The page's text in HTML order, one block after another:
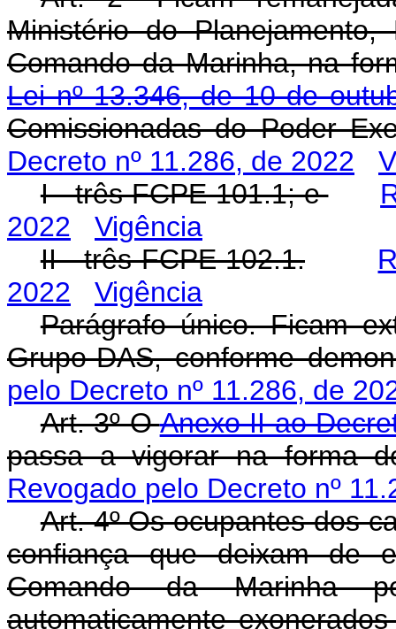
Ministério do
Comando da Marinha, na
Lei nº 13.346, de 10 de
Comissionadas do Poder
Decreto nº 11.286, de 2022
I - três FCPE 101.1; e
2022
Vigência
II - três FCPE 102.1.
2022
Vigência
Parágrafo único. Ficam
Grupo-DAS, conforme
pelo Decreto nº 11.286, de
Art. 3º OAnexo II ao
passa a vigorar na forma
Revogado pelo Decreto nº
Art. 4º Os ocupantes dos
confiança que deixam de
Comando da Marinha
automaticamente